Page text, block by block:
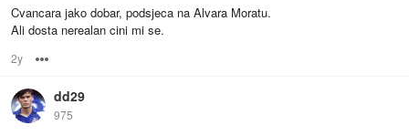
Cvancara jako dobar, podsjeca na Alvara Moratu.
Ali dosta nerealan cini mi se.
2y
dd29
975